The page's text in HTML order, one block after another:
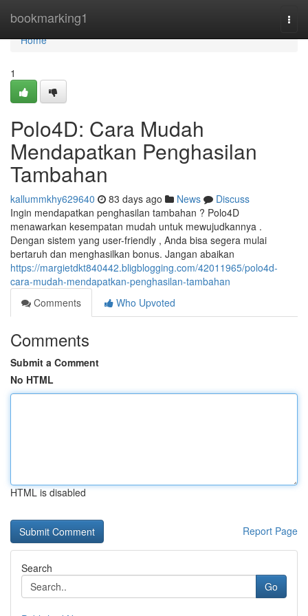
bookmarking1
Home
Home
1
Polo4D: Cara Mudah
Mendapatkan Penghasilan
Tambahan
kallummkhy629640 83 days ago News
Discuss
Ingin mendapatkan penghasilan tambahan ? Polo4D
menawarkan kesempatan mudah untuk mewujudkannya .
Dengan sistem yang user-friendly , Anda bisa segera mulai
bertaruh dan menghasilkan bonus. Jangan abaikan
https://margietdkt840442.bligblogging.com/42011965/polo4d-
cara-mudah-mendapatkan-penghasilan-tambahan
Comments
Who Upvoted
Comments
Submit a Comment
No HTML
HTML is disabled
Report Page
Search
Go